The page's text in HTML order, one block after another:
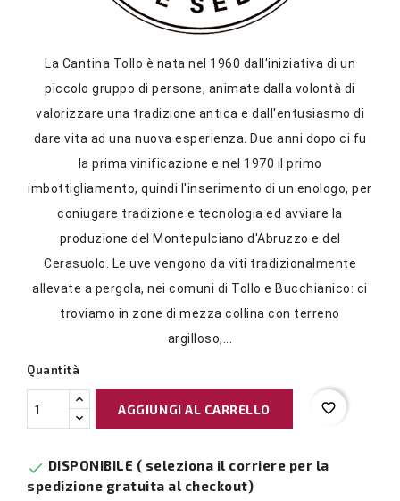
La Cantina Tollo è nata nel 1960 dall'iniziativa di un
piccolo gruppo di persone, animate dalla volontà di
valorizzare una tradizione antica e dall'entusiasmo di
dare vita ad una nuova esperienza. Due anni dopo ci fu
la prima vinificazione e nel 1970 il primo
imbottigliamento, quindi l'inserimento di un enologo, per
coniugare tradizione e tecnologia ed avviare la
produzione del Montepulciano d'Abruzzo e del
Cerasuolo. Le uve vengono da viti tradizionalmente
allevate a pergola, nei comuni di Tollo e Bucchianico: ci
troviamo in zone di mezza collina con terreno
argilloso,...
Quantità
AGGIUNGI AL CARRELLO favorite_border
 DISPONIBILE ( seleziona il corriere per la
spedizione gratuita al checkout)